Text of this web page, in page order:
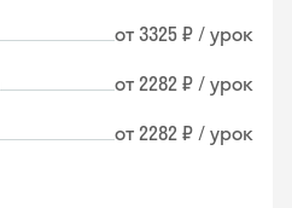
от 3325 ₽ / урок
от 2282 ₽ / урок
от 2282 ₽ / урок